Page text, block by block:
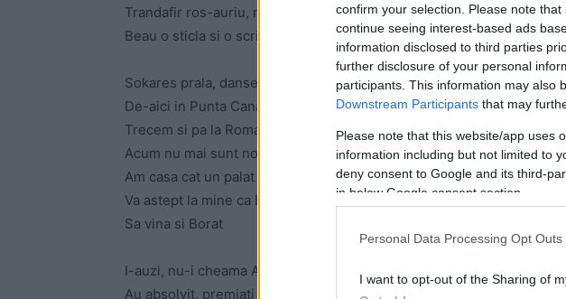
confirm your selection. Please note
continue seeing interest-based ads
information disclosed to third parties
further disclosure of your personal
participants. This information may also
Downstream Participants that may
Please note that this website/app uses
information including but not limited to
deny consent to Google and its third-
in below Google consent section.
Personal Data Processing Opt Outs
I want to opt-out of the Sharing of
Trandafir ros-auriu, muzica ma tine νiu
Beau o sticla si o scriu ca un poet sadea
Sokares prala, danseaza sala
De-aici in Punta Cana
Trecem si pa la Roma
Acum nu mai sunt nomad
Am casa cat un palat
Va astept la mine ca Becali
Sa vina si Borat
I-auzi, nu-i cheama Audi
Au absolvit, premiati la lit